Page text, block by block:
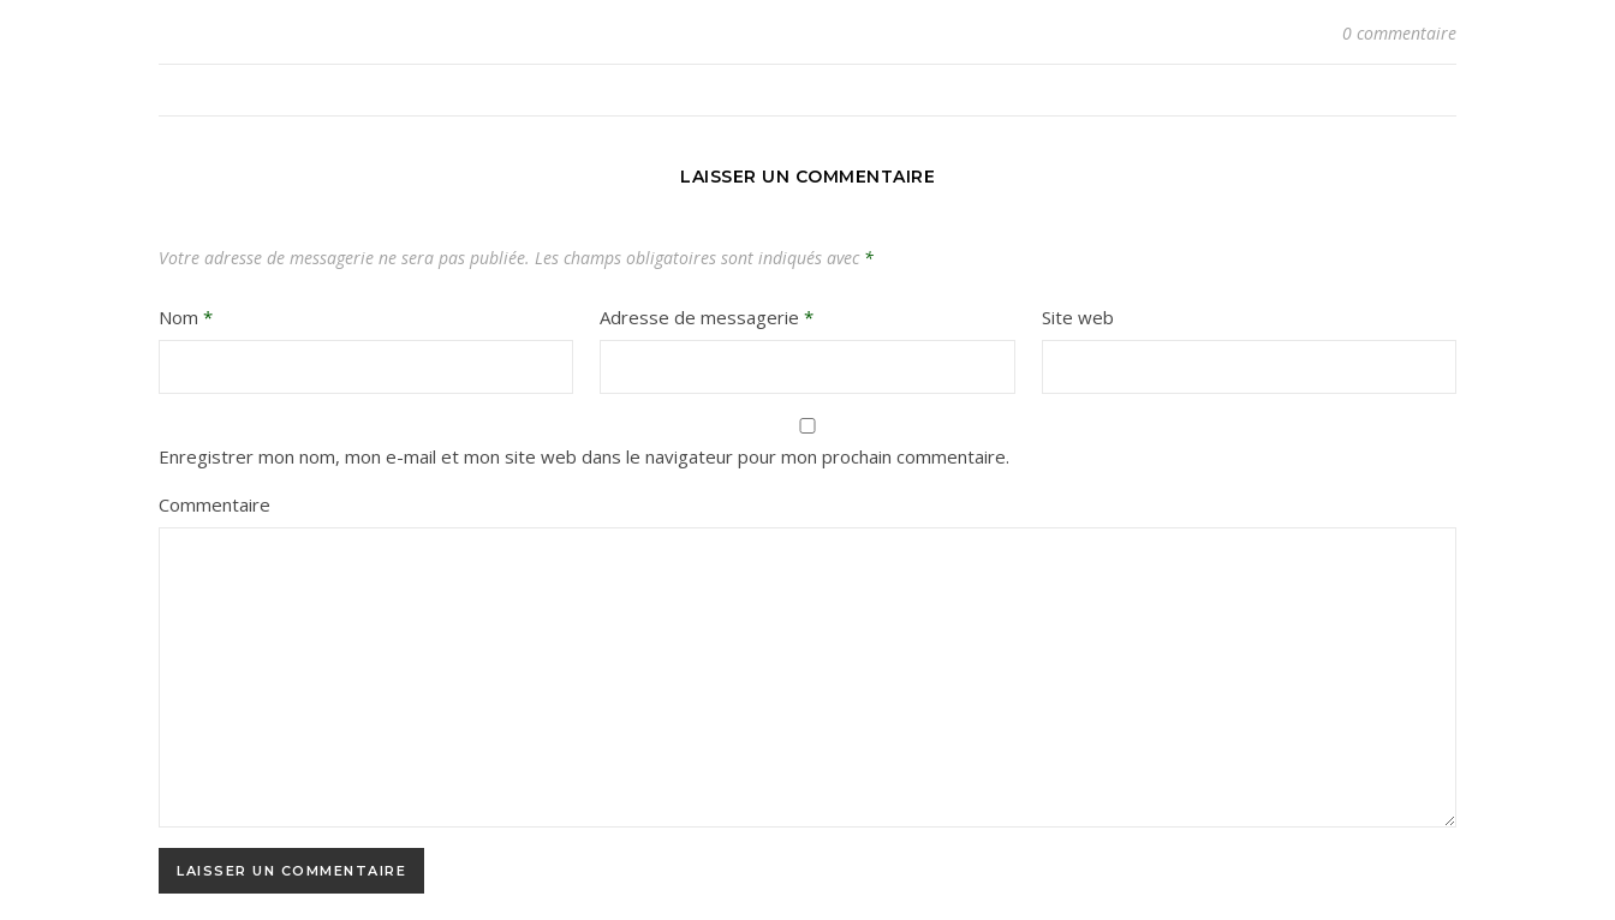
0 commentaire
LAISSER UN COMMENTAIRE
Votre adresse de messagerie ne sera pas publiée. Les champs obligatoires sont indiqués avec *
Nom * Adresse de messagerie* Site web
Enregistrer mon nom, mon e-mail et mon site web dans le navigateur pour mon prochain commentaire.
Commentaire